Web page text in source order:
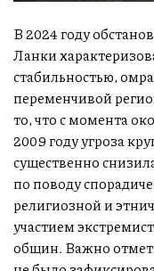
В 2024 году
Ланки
стабильностью,
переменчивой
то, что с момента
2009 году угроза
существенно
по поводу
религиозной и
участием
общин. Важно